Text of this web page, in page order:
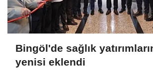
Bingöl'de sağlık
yenisi eklendi